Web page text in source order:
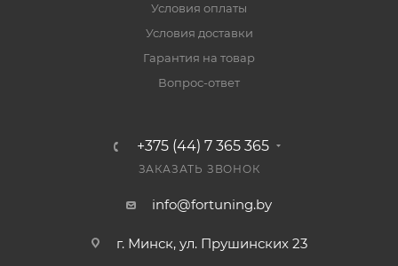
Условия оплаты
Условия доставки
Гарантия на товар
Вопрос-ответ
+375 (44) 7 365 365
ЗАКАЗАТЬ ЗВОНОК
info@fortuning.by
г. Минск, ул. Прушинских 23